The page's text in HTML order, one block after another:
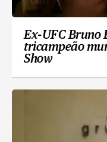
Ex-UFC Bruno
tricampeão
Show